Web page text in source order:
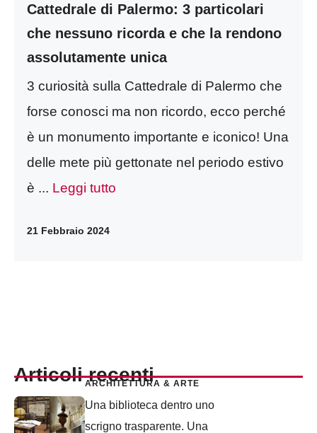
Cattedrale di Palermo: 3 particolari
che nessuno ricorda e che la rendono
assolutamente unica
3 curiosità sulla Cattedrale di Palermo che
forse conosci ma non ricordo, ecco perché
è un monumento importante e iconico! Una
delle mete più gettonate nel periodo estivo
è ... Leggi tutto
21 Febbraio 2024
Articoli recenti
ARCHITETTURA & ARTE
Una biblioteca dentro uno
scrigno trasparente. Una